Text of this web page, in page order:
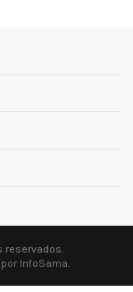
reservados.
InfoSama